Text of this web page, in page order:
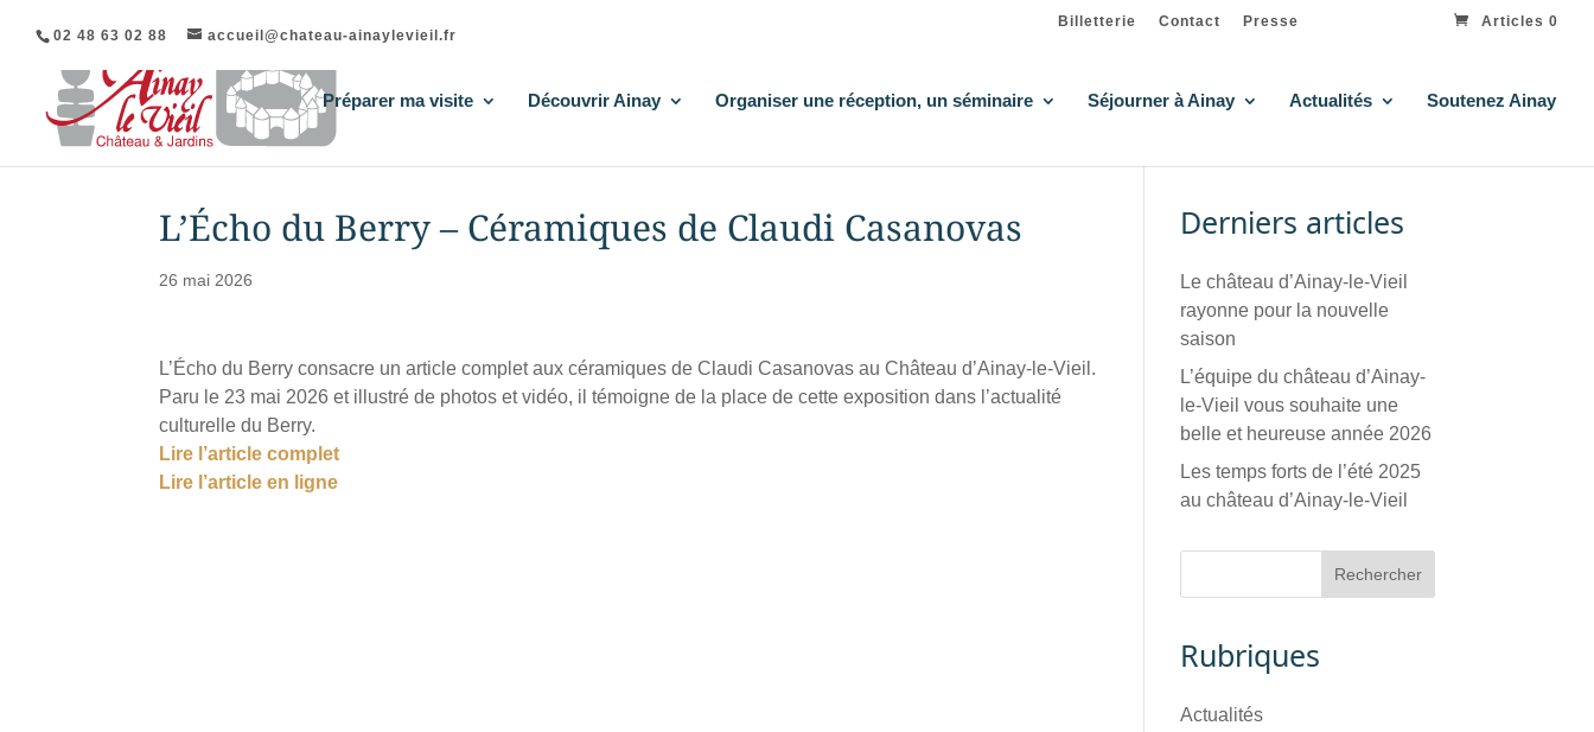
02 48 63 02 88 accueil@chateau-ainaylevieil.fr
Billetterie Contact Presse Articles 0
Préparer ma visite Découvrir Ainay Organiser une réception, un séminaire Séjourner à Ainay Actualités Soutenez Ainay
L’Écho du Berry – Céramiques de Claudi Casanovas
26 mai 2026
L’Écho du Berry consacre un article complet aux céramiques de Claudi Casanovas au Château d’Ainay-le-Vieil.
Paru le 23 mai 2026 et illustré de photos et vidéo, il témoigne de la place de cette exposition dans l’actualité
culturelle du Berry.
Lire l’article complet
Lire l’article en ligne
Derniers articles
Le château d’Ainay-le-Vieil
rayonne pour la nouvelle
saison
L’équipe du château d’Ainay-
le-Vieil vous souhaite une
belle et heureuse année 2026
Les temps forts de l’été 2025
au château d’Ainay-le-Vieil
Rubriques
Actualités